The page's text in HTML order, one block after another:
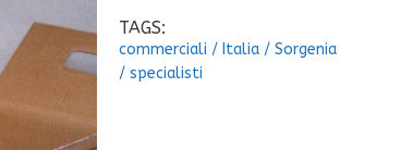
TAGS:
commerciali / Italia /Sorgenia
/specialisti